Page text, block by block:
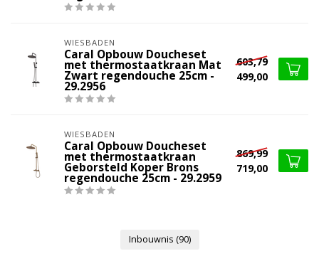
WIESBADEN
Caral Opbouw Doucheset
met thermostaatkraan Mat
Zwart regendouche 25cm -
29.2956
603,79
499,00
WIESBADEN
Caral Opbouw Doucheset
met thermostaatkraan
Geborsteld Koper Brons
regendouche 25cm - 29.2959
869,99
719,00
Inbouwnis (90)